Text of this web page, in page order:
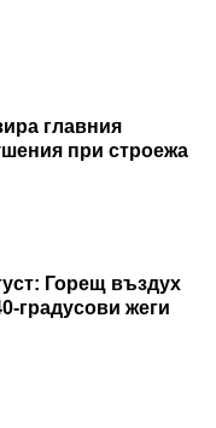
главния
при строежа
Горещ въздух
градусови жеги